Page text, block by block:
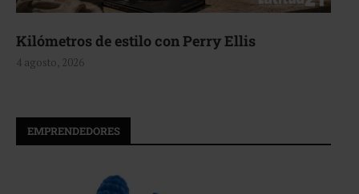
Kilómetros de estilo con Perry Ellis
4 agosto, 2026
EMPRENDEDORES